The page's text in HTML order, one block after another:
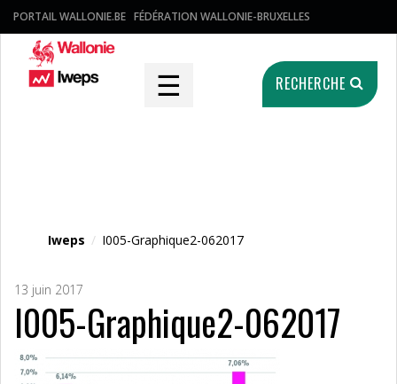
PORTAIL WALLONIE.BE FÉDÉRATION WALLONIE-BRUXELLES
☰ RECHERCHE
Iweps / I005-Graphique2-062017
13 juin 2017
I005-Graphique2-062017